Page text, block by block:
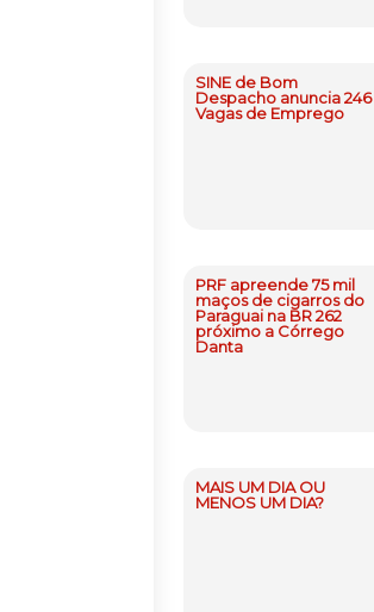
SINE de Bom
Despacho anuncia 246
Vagas de Emprego
PRF apreende 75 mil
maços de cigarros do
Paraguai na BR 262
próximo a Córrego
Danta
MAIS UM DIA OU
MENOS UM DIA?